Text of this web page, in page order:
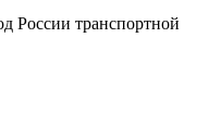
России транспортной